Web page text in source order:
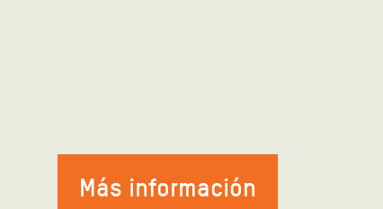
Más información